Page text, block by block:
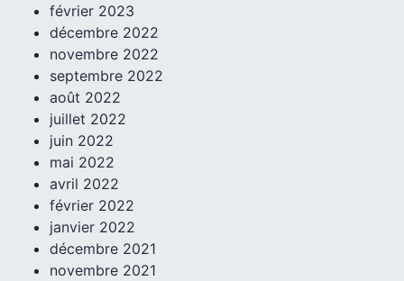
février 2023
décembre 2022
novembre 2022
septembre 2022
août 2022
juillet 2022
juin 2022
mai 2022
avril 2022
février 2022
janvier 2022
décembre 2021
novembre 2021